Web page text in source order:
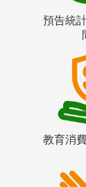
預告統
教育消